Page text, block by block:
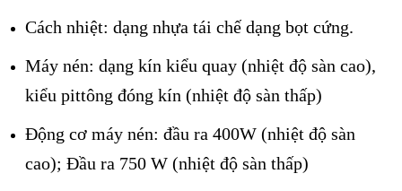
Cách nhiệt: dạng nhựa tái chế dạng bọt cứng.
Máy nén: dạng kín kiểu quay (nhiệt độ sàn cao),
kiểu pittông đóng kín (nhiệt độ sàn thấp)
Động cơ máy nén: đầu ra 400W (nhiệt độ sàn
cao); Đầu ra 750 W (nhiệt độ sàn thấp)